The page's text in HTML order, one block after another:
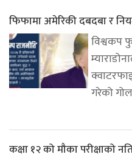
फिफामा अमेरिकी दबदबा र
विश्वकप
गरेको
कक्षा १२ को मौका परीक्षाको